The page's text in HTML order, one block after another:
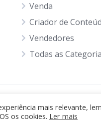
Venda
Criador de
Vendedores
Todas as
mais relevante,
os cookies. Ler mais